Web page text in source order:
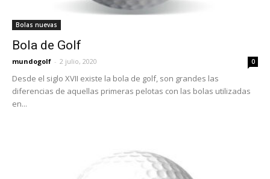
Bolas nuevas
Bola de Golf
mundogolf - 2 julio, 2020 0
Desde el siglo XVII existe la bola de golf, son grandes las
diferencias de aquellas primeras pelotas con las bolas utilizadas
en...